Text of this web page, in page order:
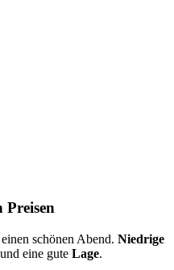
Preisen
schönen Abend. Niedrige
und eine gute Lage.